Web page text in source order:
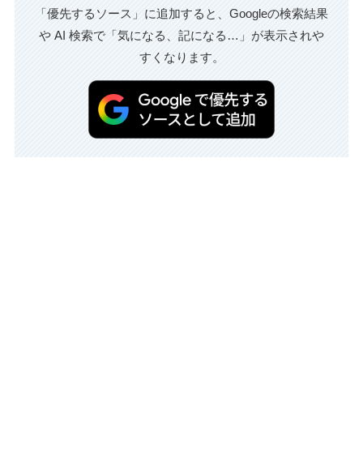
「優先するソース」に追加すると、Googleの検索結果
や AI 検索で「気になる、記になる…」が表示されや
すくなります。